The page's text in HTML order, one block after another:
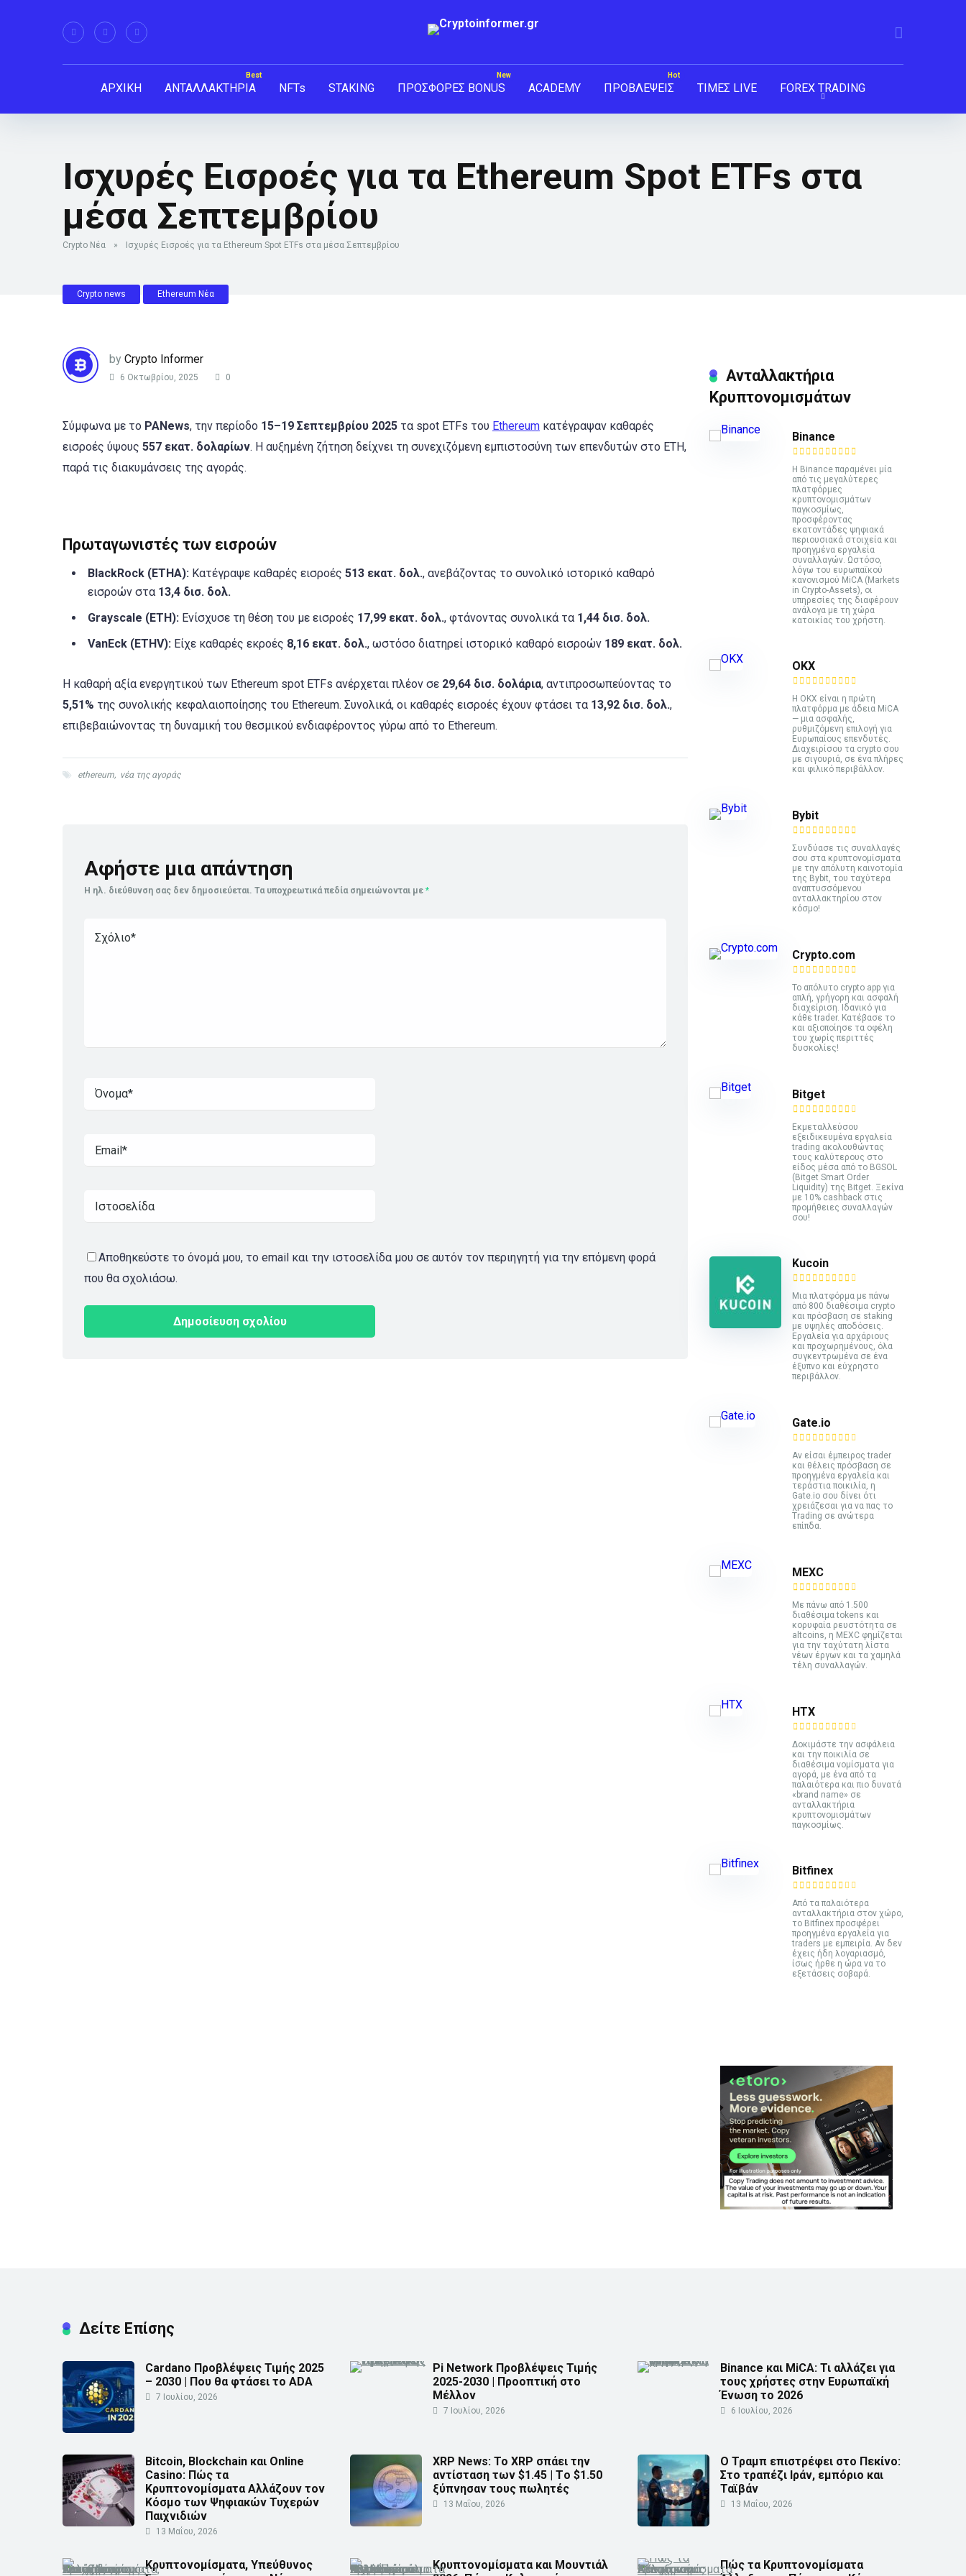
ΑΡΧΙΚΗ ΑΝΤΑΛΛΑΚΤΗΡΙΑ NFTs STAKING ΠΡΟΣΦΟΡΕΣ BONUS ACADEMY ΠΡΟΒΛΕΨΕΙΣ ΤΙΜΕΣ LIVE FOREX TRADING
Ισχυρές Εισροές για τα Ethereum Spot ETFs στα
μέσα Σεπτεμβρίου
Crypto Νέα » Ισχυρές Εισροές για τα Ethereum Spot ETFs στα μέσα Σεπτεμβρίου
Crypto news Ethereum Νέα
by Crypto Informer
6 Οκτωβρίου, 2025 0
Σύμφωνα με το PANews, την περίοδο 15–19 Σεπτεμβρίου 2025 τα spot ETFs του Ethereum κατέγραψαν καθαρές
εισροές ύψους 557 εκατ. δολαρίων. Η αυξημένη ζήτηση δείχνει τη συνεχιζόμενη εμπιστοσύνη των επενδυτών στο ETH,
παρά τις διακυμάνσεις της αγοράς.
Πρωταγωνιστές των εισροών
BlackRock (ETHA): Κατέγραψε καθαρές εισροές 513 εκατ. δολ., ανεβάζοντας το συνολικό ιστορικό καθαρό
εισροών στα 13,4 δισ. δολ.
Grayscale (ETH): Ενίσχυσε τη θέση του με εισροές 17,99 εκατ. δολ., φτάνοντας συνολικά τα 1,44 δισ. δολ.
VanEck (ETHV): Είχε καθαρές εκροές 8,16 εκατ. δολ., ωστόσο διατηρεί ιστορικό καθαρό εισροών 189 εκατ. δολ.
Η καθαρή αξία ενεργητικού των Ethereum spot ETFs ανέρχεται πλέον σε 29,64 δισ. δολάρια, αντιπροσωπεύοντας το
5,51% της συνολικής κεφαλαιοποίησης του Ethereum. Συνολικά, οι καθαρές εισροές έχουν φτάσει τα 13,92 δισ. δολ.,
επιβεβαιώνοντας τη δυναμική του θεσμικού ενδιαφέροντος γύρω από το Ethereum.
ethereum, νέα της αγοράς
Αφήστε μια απάντηση
Η ηλ. διεύθυνση σας δεν δημοσιεύεται. Τα υποχρεωτικά πεδία σημειώνονται με *
Αποθηκεύστε το όνομά μου, το email και την ιστοσελίδα μου σε αυτόν τον περιηγητή για την επόμενη φορά
που θα σχολιάσω.
Ανταλλακτήρια
Κρυπτονομισμάτων
Binance
Η Binance παραμένει μία
από τις μεγαλύτερες
πλατφόρμες
κρυπτονομισμάτων
παγκοσμίως,
προσφέροντας
εκατοντάδες ψηφιακά
περιουσιακά στοιχεία και
προηγμένα εργαλεία
συναλλαγών. Ωστόσο,
λόγω του ευρωπαϊκού
κανονισμού MiCA (Markets
in Crypto-Assets), οι
υπηρεσίες της διαφέρουν
ανάλογα με τη χώρα
κατοικίας του χρήστη.
ΟΚΧ
Η OKX είναι η πρώτη
πλατφόρμα με άδεια MiCA
— μια ασφαλής,
ρυθμιζόμενη επιλογή για
Ευρωπαίους επενδυτές.
Διαχειρίσου τα crypto σου
με σιγουριά, σε ένα πλήρες
και φιλικό περιβάλλον.
Bybit
Συνδύασε τις συναλλαγές
σου στα κρυπτονομίσματα
με την απόλυτη καινοτομία
της Bybit, του ταχύτερα
αναπτυσσόμενου
ανταλλακτηρίου στον
κόσμο!
Crypto.com
Το απόλυτο crypto app για
απλή, γρήγορη και ασφαλή
διαχείριση. Ιδανικό για
κάθε trader. Κατέβασε το
και αξιοποίησε τα οφέλη
του χωρίς περιττές
δυσκολίες!
Bitget
Εκμεταλλεύσου
εξειδικευμένα εργαλεία
trading ακολουθώντας
τους καλύτερους στο
είδος μέσα από το BGSOL
(Bitget Smart Order
Liquidity) της Bitget. Ξεκίνα
με 10% cashback στις
προμήθειες συναλλαγών
σου!
Kucoin
Mια πλατφόρμα με πάνω
από 800 διαθέσιμα crypto
και πρόσβαση σε staking
με υψηλές αποδόσεις.
Εργαλεία για αρχάριους
και προχωρημένους, όλα
συγκεντρωμένα σε ένα
έξυπνο και εύχρηστο
περιβάλλον.
Gate.io
Αν είσαι έμπειρος trader
και θέλεις πρόσβαση σε
προηγμένα εργαλεία και
τεράστια ποικιλία, η
Gate.io σου δίνει ότι
χρειάζεσαι για να πας το
Trading σε ανώτερα
επίπδα.
MEXC
Με πάνω από 1.500
διαθέσιμα tokens και
κορυφαία ρευστότητα σε
altcoins, η MEXC φημίζεται
για την ταχύτατη λίστα
νέων έργων και τα χαμηλά
τέλη συναλλαγών.
HTX
Δοκιμάστε την ασφάλεια
και την ποικιλία σε
διαθέσιμα νομίσματα για
αγορά, με ένα από τα
παλαιότερα και πιο δυνατά
«brand name» σε
ανταλλακτήρια
κρυπτονομισμάτων
παγκοσμίως.
Bitfinex
Από τα παλαιότερα
ανταλλακτήρια στον χώρο,
το Bitfinex προσφέρει
προηγμένα εργαλεία για
traders με εμπειρία. Αν δεν
έχεις ήδη λογαριασμό,
ίσως ήρθε η ώρα να το
εξετάσεις σοβαρά.
Δείτε Επίσης
Cardano Προβλέψεις Τιμής 2025
– 2030 | Που θα φτάσει το ADA
7 Ιουλίου, 2026
Pi Network Προβλέψεις Τιμής
2025-2030 | Προοπτική στο
Μέλλον
7 Ιουλίου, 2026
Binance και MiCA: Τι αλλάζει για
τους χρήστες στην Ευρωπαϊκή
Ένωση το 2026
6 Ιουλίου, 2026
Bitcoin, Blockchain και Online
Casino: Πώς τα
Κρυπτονομίσματα Αλλάζουν τον
Κόσμο των Ψηφιακών Τυχερών
Παιχνιδιών
13 Μαΐου, 2026
XRP News: Το XRP σπάει την
αντίσταση των $1.45 | Τo $1.50
ξύπνησαν τους πωλητές
13 Μαΐου, 2026
Ο Τραμπ επιστρέφει στο Πεκίνο:
Στο τραπέζι Ιράν, εμπόριο και
Ταϊβάν
13 Μαΐου, 2026
Κρυπτονομίσματα, Υπεύθυνος
Κρυπτονομίσματα και Μουντιάλ
Πώς τα Κρυπτονομίσματα